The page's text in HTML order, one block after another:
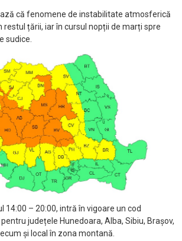
că fenomene de instabilitate atmosferică
restul țării, iar în cursul nopții de marți spre
sudice.
14:00 – 20:00, intră în vigoare un cod
județele Hunedoara, Alba, Sibiu, Brașov,
și local în zona montană.